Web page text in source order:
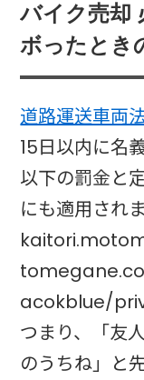
バイク売却
ボったとき
道路運送車両
15日以内に名
以下の罰金と
にも適用されま
acokblue/
つまり、「友
のうちね」と